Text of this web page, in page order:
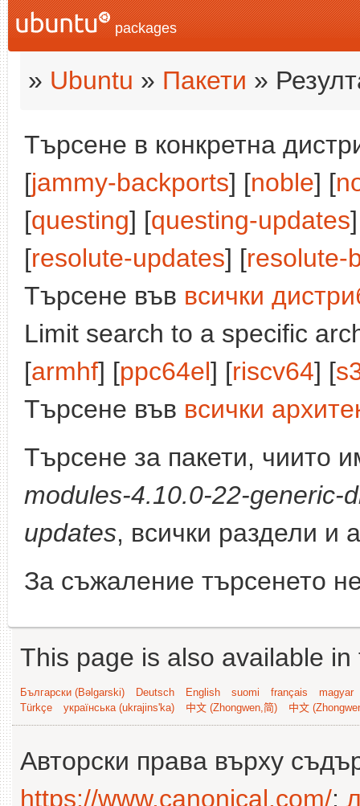
packages
» Ubuntu » Пакети »
Търсене в конкретна
[jammy-backports] [noble] [
[questing] [questing-updates
[resolute-updates] [resolute-
Търсене във всички
Limit search to a specific
[armhf] [ppc64el] [riscv64] [
Търсене във всички
Търсене за пакети, чиито
modules-4.10.0-22-generic-
updates, всички раздели и
За съжаление търсенето
This page is also available
Български (Bəlgarski) Deutsch English suomi français
magyar
Türkçe
українська (ukrajins'ka) 中文 (Zhongwen,简) 中文
Авторски права върху
https://www.canonical.com/;